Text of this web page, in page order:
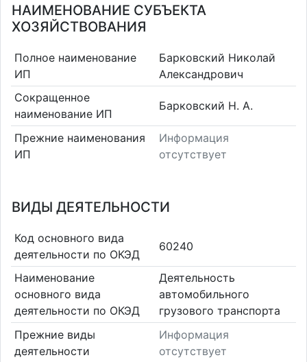
НАИМЕНОВАНИЕ СУБЪЕКТА
ХОЗЯЙСТВОВАНИЯ
Полное наименование
ИП
Барковский Николай
Александрович
Сокращенное
наименование ИП
Барковский Н. А.
Прежние наименования
ИП
Информация
отсутствует
ВИДЫ ДЕЯТЕЛЬНОСТИ
Код основного вида
деятельности по ОКЭД
60240
Наименование
основного вида
деятельности по ОКЭД
Деятельность
автомобильного
грузового транспорта
Прежние виды
деятельности
Информация
отсутствует